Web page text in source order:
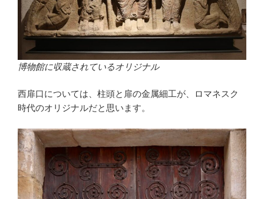
博物館に収蔵されているオリジナル
西扉口については、柱頭と扉の金属細工が、ロマネスク
時代のオリジナルだと思います。